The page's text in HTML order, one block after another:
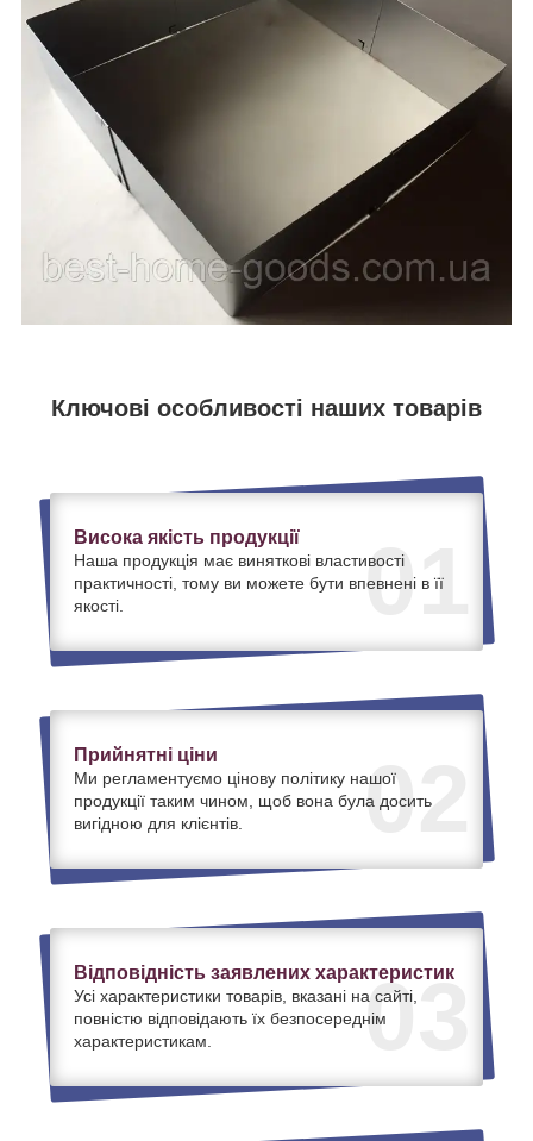
Ключові особливості наших товарів
01
Висока якість продукції
Наша продукція має виняткові властивості
практичності, тому ви можете бути впевнені в її
якості.
02
Прийнятні ціни
Ми регламентуємо цінову політику нашої
продукції таким чином, щоб вона була досить
вигідною для клієнтів.
03
Відповідність заявлених характеристик
Усі характеристики товарів, вказані на сайті,
повністю відповідають їх безпосереднім
характеристикам.